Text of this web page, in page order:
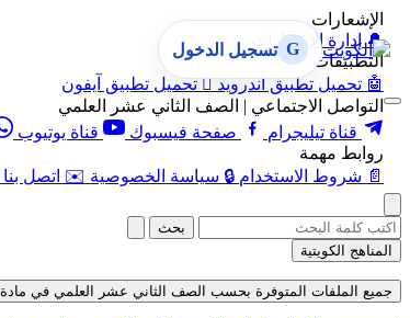
الإشعارات
🔔 إدارة الإشعارات
التطبيقات
🤖 تحميل تطبيق أندرويد  تحميل تطبيق آيفون
التواصل الاجتماعي | الصف الثاني عشر العلمي
قناة تيليجرام
صفحة فيسبوك قناة يوتيوب
روابط مهمة
📄 شروط الاستخدام 🔒 سياسة الخصوصية ✉️ اتصل بنا
G تسجيل الدخول
بحث
المناهج الكويتية
جميع الملفات المتوفرة بحسب الصف الثاني عشر العلمي في مادة exam بحسب الفصل الثاني حتى تاريخ 09-08-2026